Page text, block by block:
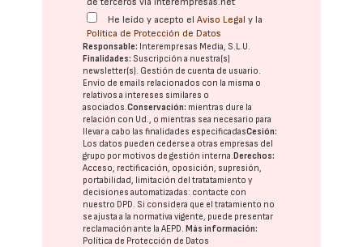
He leído y acepto elAviso Legal y la
Política de Protección de Datos
Responsable: Interempresas Media, S.L.U.
Finalidades: Suscripción a nuestra(s)
newsletter(s). Gestión de cuenta de usuario.
Envío de emails relacionados con la misma o
relativos a intereses similares o
asociados.Conservación: mientras dure la
relación con Ud., o mientras sea necesario para
llevar a cabo las finalidades especificadasCesión:
Los datos pueden cederse a otras empresas del
grupo por motivos de gestión interna.Derechos:
Acceso, rectificación, oposición, supresión,
portabilidad, limitación del tratatamiento y
decisiones automatizadas: contacte con
nuestro DPD . Si considera que el tratamiento no
se ajusta a la normativa vigente, puede presentar
reclamación ante laAEPD .Más información:
Política de Protección de Datos